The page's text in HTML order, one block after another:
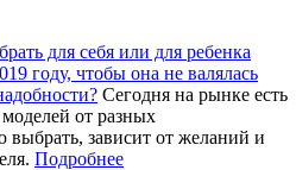
для себя или для ребенка
году, чтобы она не валялась
Сегодня на рынке есть
от разных
выбрать, зависит от желаний и
Подробнее